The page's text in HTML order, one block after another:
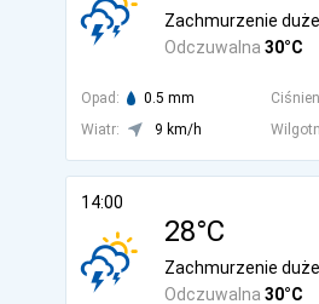
Odczuwalna 30°C
Zachmurzenie
Opad: 0.5 mm
Wiatr:
9 km/h
14:00
28°C
Odczuwalna 30°C
Zachmurzenie